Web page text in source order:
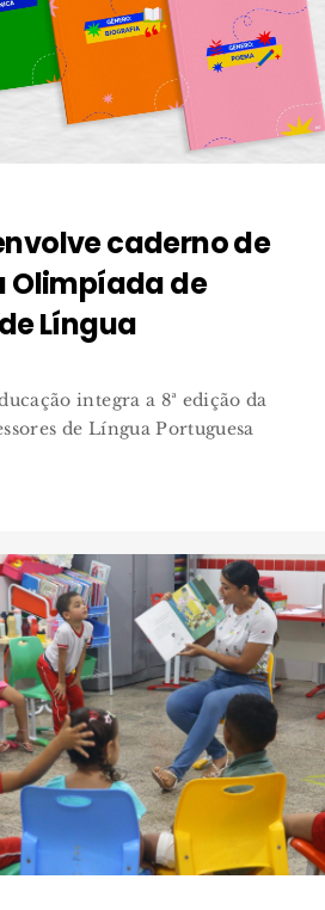
caderno de
Olimpíada de
Língua
integra a 8ª edição da
de Língua Portuguesa